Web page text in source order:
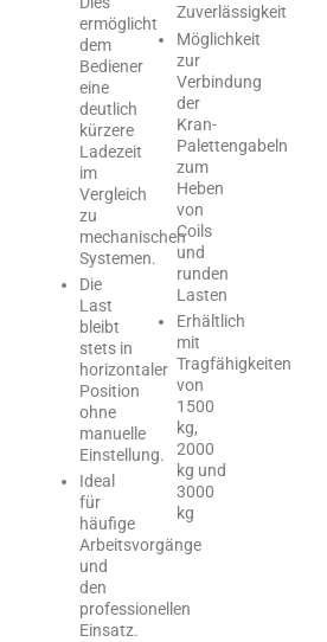
ermöglicht
dem
Bediener
eine
deutlich
kürzere
Ladezeit
im
Vergleich
zu
mechanischen
Systemen.
Die
Last
bleibt
stets in
horizontaler
Position
ohne
manuelle
Einstellung.
Ideal
für
häufige
Arbeitsvorgänge
und
den
professionellen
Einsatz.
Zuverlässigkeit
Möglichkeit
zur
Verbindung
der
Kran-
Palettengabeln
zum
Heben
von
Coils
und
runden
Lasten
Erhältlich
mit
Tragfähigkeiten
von
1500
kg,
2000
kg und
3000
kg